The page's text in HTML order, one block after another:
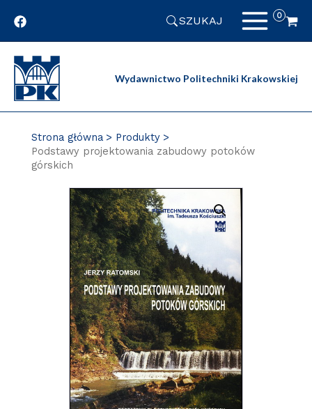
SZUKAJ
Wydawnictwo Politechniki Krakowskiej
Strona główna
Produkty
Podstawy projektowania zabudowy potoków
górskich